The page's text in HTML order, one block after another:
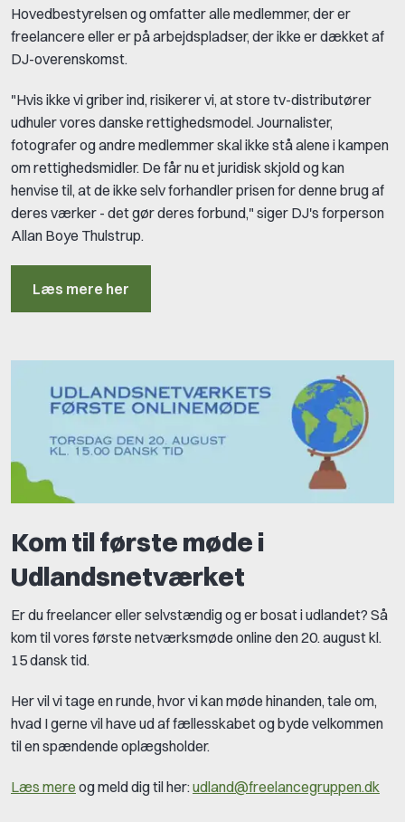
Hovedbestyrelsen og omfatter alle medlemmer, der er
freelancere eller er på arbejdspladser, der ikke er dækket af
DJ-overenskomst.
"Hvis ikke vi griber ind, risikerer vi, at store tv-distributører
udhuler vores danske rettighedsmodel. Journalister,
fotografer og andre medlemmer skal ikke stå alene i kampen
om rettighedsmidler. De får nu et juridisk skjold og kan
henvise til, at de ikke selv forhandler prisen for denne brug af
deres værker - det gør deres forbund," siger DJ's forperson
Allan Boye Thulstrup.
Læs mere her
Kom til første møde i
Udlandsnetværket
Er du freelancer eller selvstændig og er bosat i udlandet? Så
kom til vores første netværksmøde online den 20. august kl.
15 dansk tid.
Her vil vi tage en runde, hvor vi kan møde hinanden, tale om,
hvad I gerne vil have ud af fællesskabet og byde velkommen
til en spændende oplægsholder.
Læs mere og meld dig til her:udland@freelancegruppen.dk